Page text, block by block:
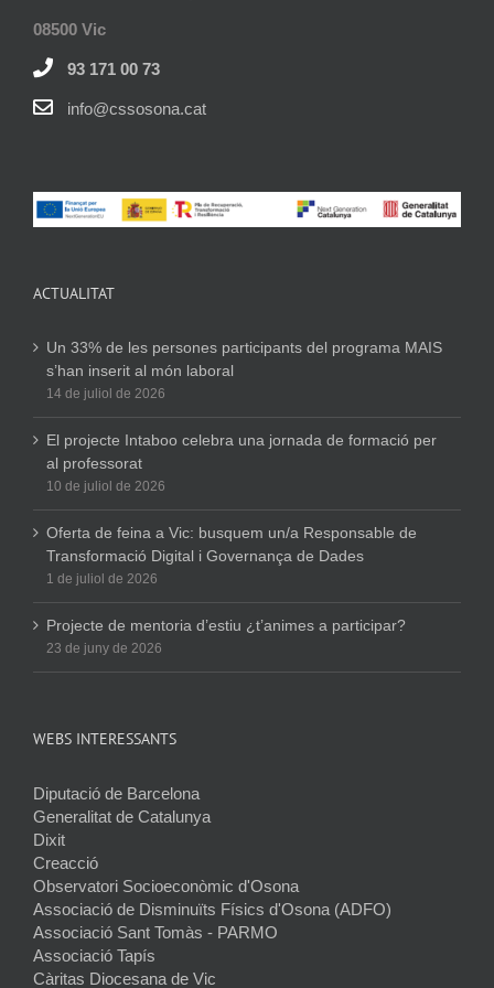
08500 Vic
93 171 00 73
info@cssosona.cat
ACTUALITAT
Un 33% de les persones participants del programa MAIS
s’han inserit al món laboral
14 de juliol de 2026
El projecte Intaboo celebra una jornada de formació per
al professorat
10 de juliol de 2026
Oferta de feina a Vic: busquem un/a Responsable de
Transformació Digital i Governança de Dades
1 de juliol de 2026
Projecte de mentoria d’estiu ¿t’animes a participar?
23 de juny de 2026
WEBS INTERESSANTS
Diputació de Barcelona
Generalitat de Catalunya
Dixit
Creacció
Observatori Socioeconòmic d'Osona
Associació de Disminuïts Físics d'Osona (ADFO)
Associació Sant Tomàs - PARMO
Associació Tapís
Càritas Diocesana de Vic